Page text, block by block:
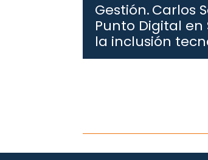
Gestión.Carlos
Punto Digital
la inclusión